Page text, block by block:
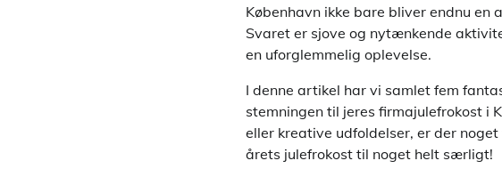
København ikke bare bliver endnu en
Svaret er sjove og nytænkende
en uforglemmelig oplevelse.
I denne artikel har vi samlet fem
stemningen til jeres firmajulefrokost i
eller kreative udfoldelser, er der
årets julefrokost til noget helt særligt!